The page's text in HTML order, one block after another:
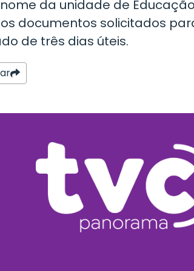
da unidade de
documentos solicitados
de três dias úteis.